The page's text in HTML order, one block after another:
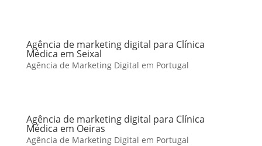
Agência de marketing digital para Clínica
Médica em Seixal
Agência de Marketing Digital em Portugal
Agência de marketing digital para Clínica
Médica em Oeiras
Agência de Marketing Digital em Portugal